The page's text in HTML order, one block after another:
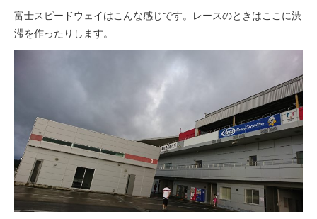
富士スピードウェイはこんな感じです。レースのときはここに渋
滞を作ったりします。